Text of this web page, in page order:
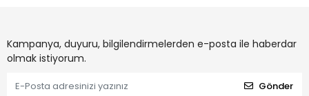
Kampanya, duyuru, bilgilendirmelerden e-posta ile haberdar
olmak istiyorum.
Gönder